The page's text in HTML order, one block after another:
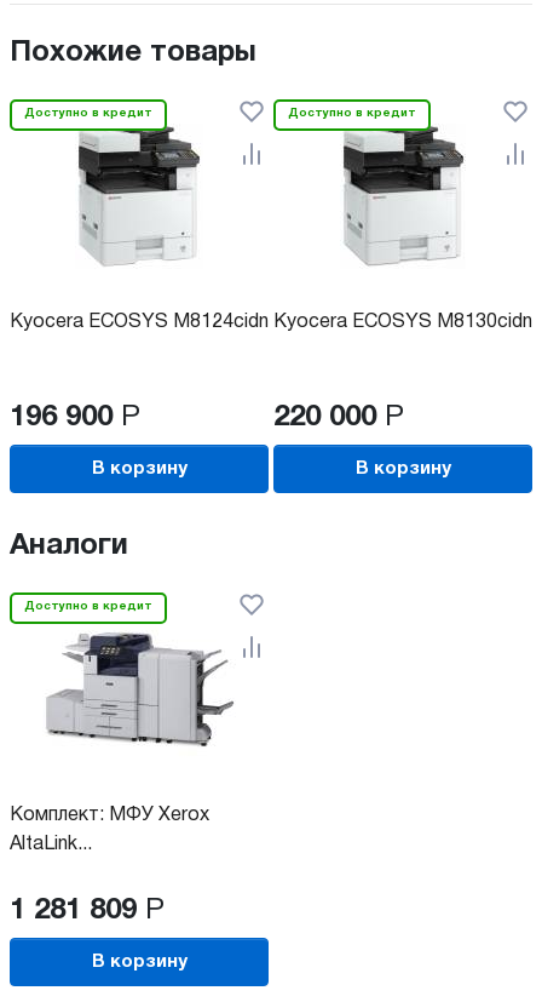
Похожие товары
Доступно в кредит
Kyocera ECOSYS M8124cidn
196 900 Р
В корзину
Доступно в кредит
Kyocera ECOSYS M8130cidn
220 000 Р
В корзину
Аналоги
Доступно в кредит
Комплект: МФУ Xerox
AltaLink...
1 281 809 Р
В корзину